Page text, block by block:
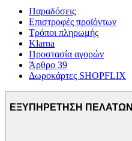
Παραδόσεις
Επιστροφές προϊόντων
Τρόποι πληρωμής
Klarna
Προστασία αγορών
Άρθρο 39
Δωροκάρτες SHOPFLIX
ΕΞΥΠΗΡΕΤΗΣΗ ΠΕΛΑΤΩΝ